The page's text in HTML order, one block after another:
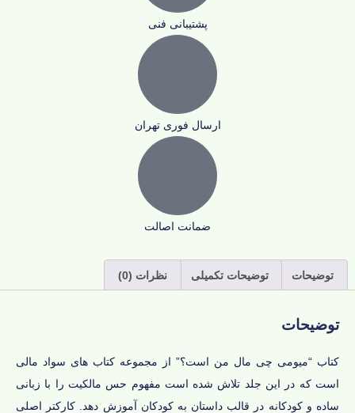
پشتیبانی فنی
ارسال فوری تهران
ضمانت اصالت
توضیحات توضیحات تکمیلی نظرات (0)
توضیحات
کتاب “میومی چی مال من است؟” از مجموعه کتاب های سواد مالی
است که در این جلد تلاش شده است مفهوم حس مالکیت را با زبانی
ساده و کودکانه در قالب داستان به کودکان آموزش دهد. کارکتر اصلی